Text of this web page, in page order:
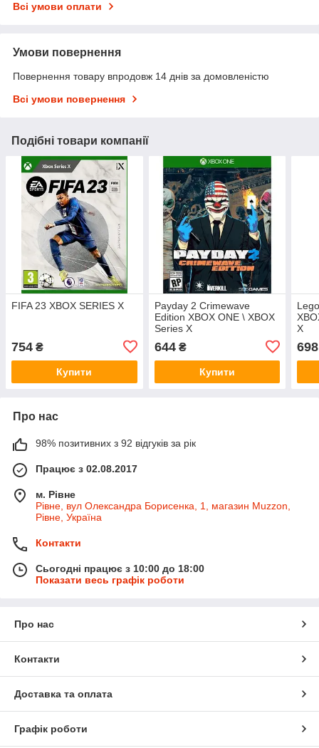
Всі умови оплати
Умови повернення
Повернення товару впродовж 14 днів за домовленістю
Всі умови повернення
Подібні товари компанії
FIFA 23 XBOX SERIES X
754 ₴
Купити
Payday 2 Crimewave
Edition XBOX ONE \ XBOX
Series X
644₴
Купити
X
698
Про нас
98% позитивних з 92 відгуків за рік
Працює з 02.08.2017
м. Рівне
Рівне, вул Олександра Борисенка, 1, магазин Muzzon,
Рівне, Україна
Контакти
Сьогодні працює з 10:00 до 18:00
Показати весь графік роботи
Про нас
Контакти
Доставка та оплата
Графік роботи